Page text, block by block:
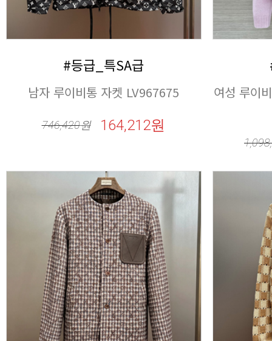
#등급_특SA급
남자 루이비통 자켓 LV967675
746,420원 164,212원